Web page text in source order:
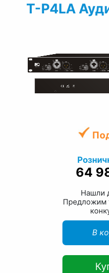
T-P4LA
64
Нашли
Предложим
В